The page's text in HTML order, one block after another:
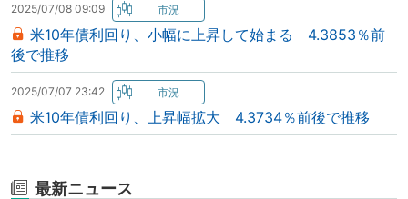
2025/07/08 09:09
米10年債利回り、小幅に上昇して始まる 4.3853％前
後で推移
2025/07/07 23:42
米10年債利回り、上昇幅拡大 4.3734％前後で推移
最新ニュース